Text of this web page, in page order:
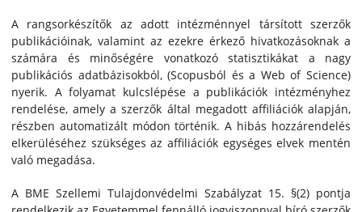
A rangsorkészítők az adott intézménnyel társított szerzők
publikációinak, valamint az ezekre érkező hivatkozásoknak a
számára és minőségére vonatkozó statisztikákat a nagy
publikációs adatbázisokból, (Scopusból és a Web of Science)
nyerik. A folyamat kulcslépése a publikációk intézményhez
rendelése, amely a szerzők által megadott affiliációk alapján,
részben automatizált módon történik. A hibás hozzárendelés
elkerüléséhez szükséges az affiliációk egységes elvek mentén
való megadása.
A BME Szellemi Tulajdonvédelmi Szabályzat 15. §(2) pontja